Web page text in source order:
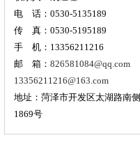
电 话：0530-5135189
传 真：0530-5195189
手 机：13356211216
邮 箱： 826581084@qq.com
13356211216@163.com
地址：菏泽市开发区太湖路南侧
1869号